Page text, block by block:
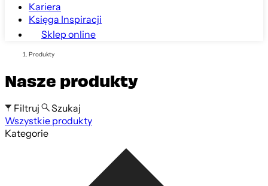
Kariera
Księga Inspiracji
Sklep online
Produkty
Nasze produkty
Filtruj
Szukaj
Wszystkie produkty
Szukaj po nazwie produktu
Kategorie